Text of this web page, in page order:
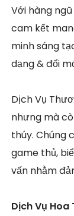
Với hàng
cam kết
minh sáng
dạng & đổi
Dịch Vụ
nhưng mà
thúy. Chúng
game thủ,
vấn nhằm
Dịch Vụ Hoa